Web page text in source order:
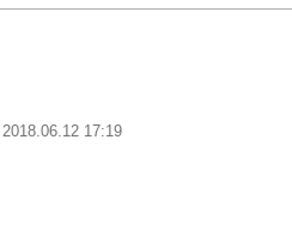
2018.06.12 17:19